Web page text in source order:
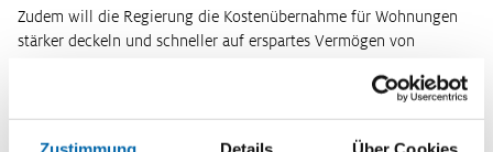
Zudem will die Regierung die Kostenübernahme für Wohnungen
stärker deckeln und schneller auf erspartes Vermögen von
ersten Bezugsjahr bisher unangetastet, entfällt diese Karenzzeit
bis 20.000 Euro. Generell soll wieder ein „Vermittlungsvorrang“